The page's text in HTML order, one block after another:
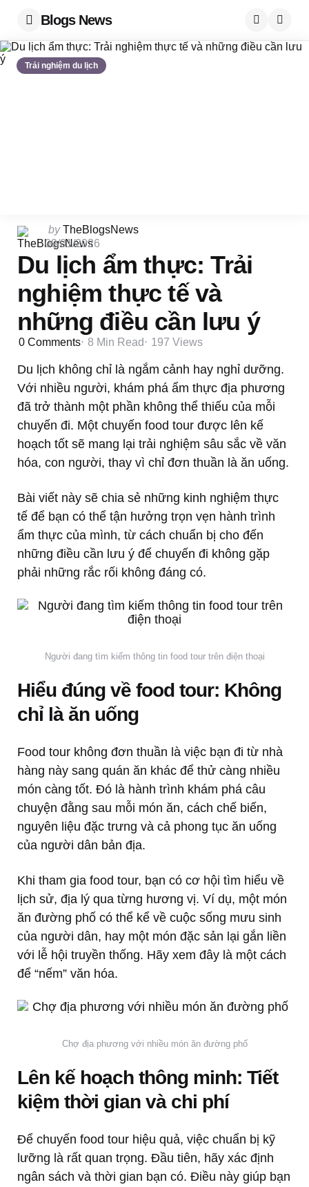
Blogs News
Trải nghiệm du lịch
Posted
by
by TheBlogsNews
09/01/2026
Du lịch ẩm thực: Trải
nghiệm thực tế và
những điều cần lưu ý
0 Comments 8 Min Read 197 Views
Du lịch không chỉ là ngắm cảnh hay nghỉ dưỡng.
Với nhiều người, khám phá ẩm thực địa phương
đã trở thành một phần không thể thiếu của mỗi
chuyến đi. Một chuyến food tour được lên kế
hoạch tốt sẽ mang lại trải nghiệm sâu sắc về văn
hóa, con người, thay vì chỉ đơn thuần là ăn uống.
Bài viết này sẽ chia sẻ những kinh nghiệm thực
tế để bạn có thể tận hưởng trọn vẹn hành trình
ẩm thực của mình, từ cách chuẩn bị cho đến
những điều cần lưu ý để chuyến đi không gặp
phải những rắc rối không đáng có.
Người đang tìm kiếm thông tin food tour trên điện thoại
Hiểu đúng về food tour: Không
chỉ là ăn uống
Food tour không đơn thuần là việc bạn đi từ nhà
hàng này sang quán ăn khác để thử càng nhiều
món càng tốt. Đó là hành trình khám phá câu
chuyện đằng sau mỗi món ăn, cách chế biến,
nguyên liệu đặc trưng và cả phong tục ăn uống
của người dân bản địa.
Khi tham gia food tour, bạn có cơ hội tìm hiểu về
lịch sử, địa lý qua từng hương vị. Ví dụ, một món
ăn đường phố có thể kể về cuộc sống mưu sinh
của người dân, hay một món đặc sản lại gắn liền
với lễ hội truyền thống. Hãy xem đây là một cách
để “nếm” văn hóa.
Chợ địa phương với nhiều món ăn đường phố
Lên kế hoạch thông minh: Tiết
kiệm thời gian và chi phí
Để chuyến food tour hiệu quả, việc chuẩn bị kỹ
lưỡng là rất quan trọng. Đầu tiên, hãy xác định
ngân sách và thời gian bạn có. Điều này giúp bạn